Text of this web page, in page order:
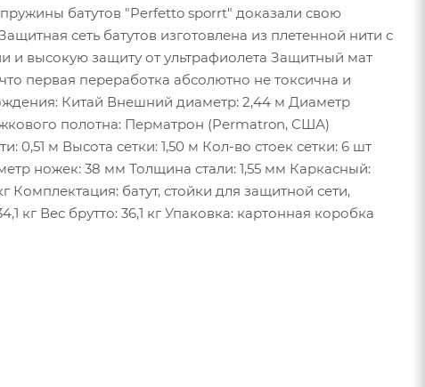
батутов "Perfetto sporrt" доказали свою
сеть батутов изготовлена из плетенной нити с
и высокую защиту от ультрафиолета Защитный мат
первая переработка абсолютно не токсична и
Китай Внешний диаметр: 2,44 м Диаметр
полотна: Перматрон (Permatron, США)
м Высота сетки: 1,50 м Кол-во стоек сетки: 6 шт
ножек: 38 мм Толщина стали: 1,55 мм Каркасный:
Комплектация: батут, стойки для защитной сети,
кг Вес брутто: 36,1 кг Упаковка: картонная коробка